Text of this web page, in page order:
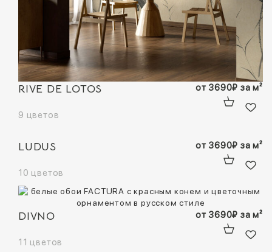
RIVE DE LOTOS
9 цветов
от 3690₽ за м²
LUDUS
10 цветов
от 3690₽ за м²
DIVNO
11 цветов
от 3690₽ за м²